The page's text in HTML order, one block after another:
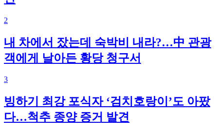
2
내 차에서 잤는데 숙박비 내라?…中 관광
객에게 날아든 황당 청구서
3
빙하기 최강 포식자 ‘검치호랑이’도 아팠
다…척추 종양 증거 발견